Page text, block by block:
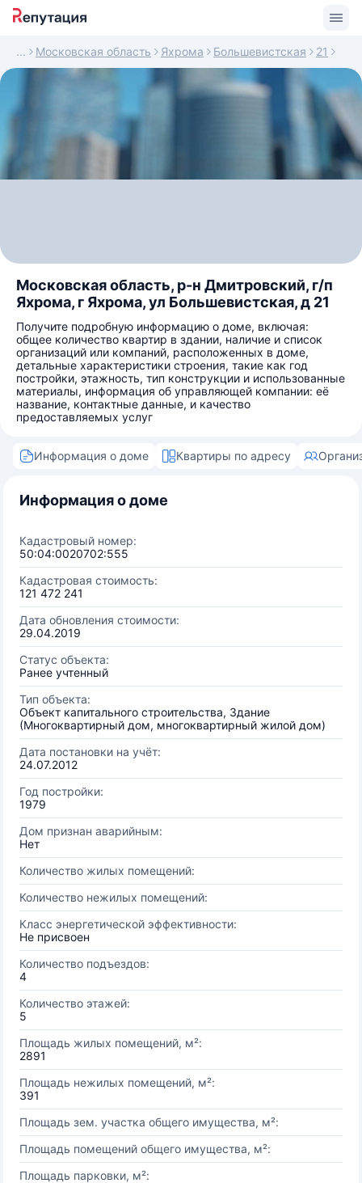
Московская область Яхрома Большевистская 21
Московская область, р-н Дмитровский, г/п
Яхрома, г Яхрома, ул Большевистская, д 21
Получите подробную информацию о доме, включая:
общее количество квартир в здании, наличие и список
организаций или компаний, расположенных в доме,
детальные характеристики строения, такие как год
постройки, этажность, тип конструкции и использованные
материалы, информация об управляющей компании: её
название, контактные данные, и качество
предоставляемых услуг
Информация о доме Квартиры по адресу
Информация о доме
Кадастровый номер:
50:04:0020702:555
Кадастровая стоимость:
121 472 241
Дата обновления стоимости:
29.04.2019
Статус объекта:
Ранее учтенный
Тип объекта:
Объект капитального строительства, Здание
(Многоквартирный дом, многоквартирный жилой дом)
Дата постановки на учёт:
24.07.2012
Год постройки:
1979
Дом признан аварийным:
Нет
Количество жилых помещений:
Количество нежилых помещений:
Класс энергетической эффективности:
Не присвоен
Количество подъездов:
4
Количество этажей:
5
Площадь жилых помещений, м²:
2891
Площадь нежилых помещений, м²:
391
Площадь зем. участка общего имущества, м²:
Площадь помещений общего имущества, м²:
Площадь парковки, м²: